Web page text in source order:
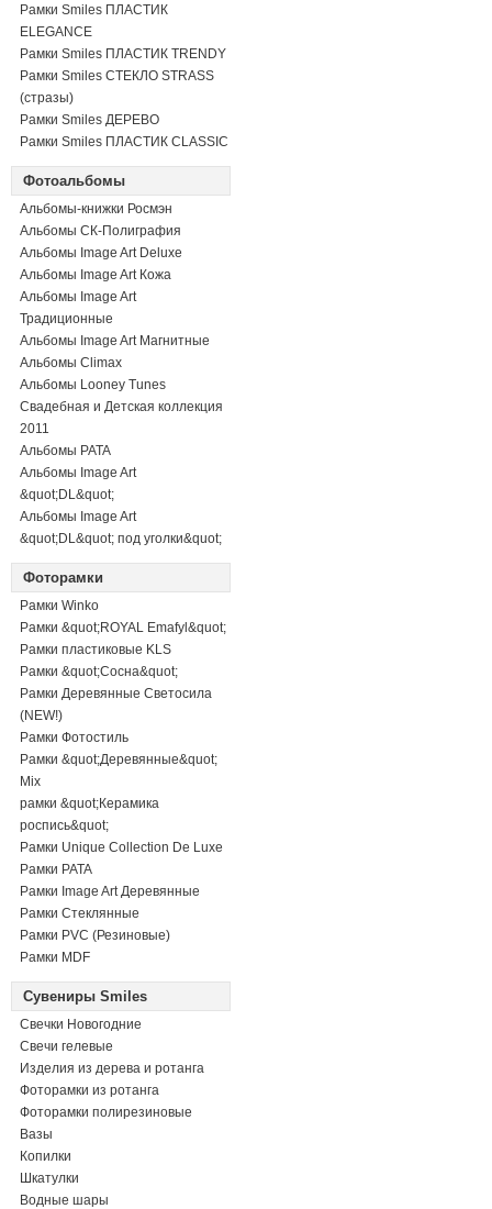
Рамки Smiles ПЛАСТИК
ELEGANCE
Рамки Smiles ПЛАСТИК TRENDY
Рамки Smiles СТЕКЛО STRASS
(стразы)
Рамки Smiles ДЕРЕВО
Рамки Smiles ПЛАСТИК CLASSIC
Фотоальбомы
Альбомы-книжки Росмэн
Альбомы СК-Полиграфия
Альбомы Image Art Deluxe
Альбомы Image Art Кожа
Альбомы Image Art
Традиционные
Альбомы Image Art Магнитные
Альбомы Climax
Альбомы Looney Tunes
Свадебная и Детская коллекция
2011
Альбомы PATA
Альбомы Image Art
&quot;DL&quot;
Альбомы Image Art
&quot;DL&quot; под уголки&quot;
Фоторамки
Рамки Winko
Рамки &quot;ROYAL Emafyl&quot;
Рамки пластиковые KLS
Рамки &quot;Сосна&quot;
Рамки Деревянные Светосила
(NEW!)
Рамки Фотостиль
Рамки &quot;Деревянные&quot;
Mix
рамки &quot;Керамика
роспись&quot;
Рамки Unique Collection De Luxe
Рамки PATA
Рамки Image Art Деревянные
Рамки Стеклянные
Рамки PVC (Резиновые)
Рамки MDF
Сувениры Smiles
Свечки Новогодние
Свечи гелевые
Изделия из дерева и ротанга
Фоторамки из ротанга
Фоторамки полирезиновые
Вазы
Копилки
Шкатулки
Водные шары